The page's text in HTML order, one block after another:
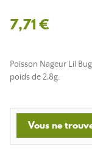
7,71 €
Poisson Nageur Lil
poids de 2,8g.
Vous ne